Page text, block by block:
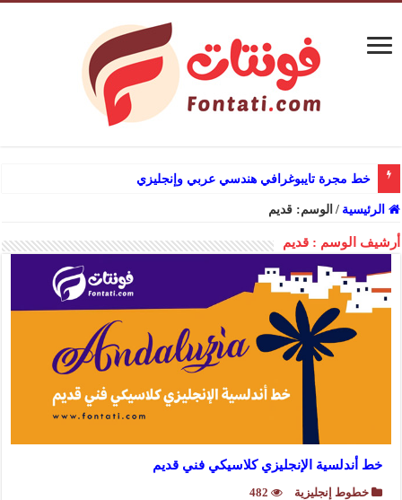
خط مجرة تايبوغرافي هندسي عربي وإنجليزي
الرئيسية / الوسم:قديم
أرشيف الوسم :قديم
خط أندلسية الإنجليزي كلاسيكي فني قديم
خطوط إنجليزية 482